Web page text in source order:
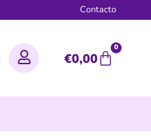
Contacto
€0,00
0